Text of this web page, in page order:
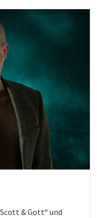
& Gott“ und